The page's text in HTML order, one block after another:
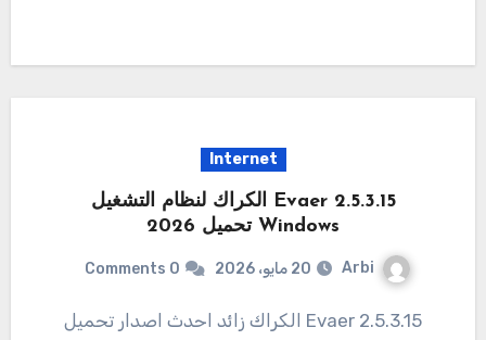
Internet
Evaer 2.5.3.15 الكراك لنظام التشغيل
Windows تحميل 2026
Arbi 20 مايو، 2026 0 Comments
2.5.3.15 Evaer الكراك زائد احدث اصدار تحميل